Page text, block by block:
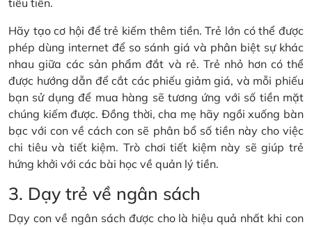
tiêu tiền.
Hãy tạo cơ hội để trẻ kiếm thêm tiền. Trẻ lớn có thể được
phép dùng internet để so sánh giá và phân biệt sự khác
nhau giữa các sản phẩm đắt và rẻ. Trẻ nhỏ hơn có thể
được hướng dẫn để cắt các phiếu giảm giá, và mỗi phiếu
bạn sử dụng để mua hàng sẽ tương ứng với số tiền mặt
chúng kiếm được. Đồng thời, cha mẹ hãy ngồi xuống bàn
bạc với con về cách con sẽ phân bổ số tiền này cho việc
chi tiêu và tiết kiệm. Trò chơi tiết kiệm này sẽ giúp trẻ
hứng khởi với các bài học về quản lý tiền.
3. Dạy trẻ về ngân sách
Dạy con về ngân sách được cho là hiệu quả nhất khi con